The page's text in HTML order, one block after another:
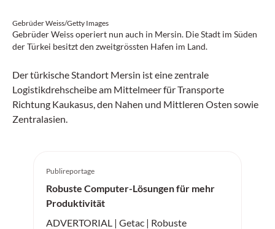
Gebrüder Weiss/Getty Images
Gebrüder Weiss operiert nun auch in Mersin. Die Stadt im Süden
der Türkei besitzt den zweitgrössten Hafen im Land.
Der türkische Standort Mersin ist eine zentrale
Logistikdrehscheibe am Mittelmeer für Transporte
Richtung Kaukasus, den Nahen und Mittleren Osten sowie
Zentralasien.
Publireportage
Robuste Computer-Lösungen für mehr
Produktivität
ADVERTORIAL | Getac | Robuste